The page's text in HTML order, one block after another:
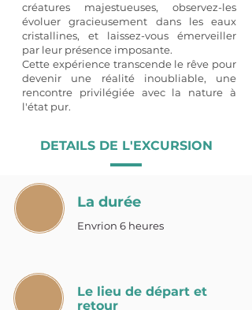
créatures majestueuses, observez-les
évoluer gracieusement dans les eaux
cristallines, et laissez-vous émerveiller
par leur présence imposante.
Cette expérience transcende le rêve pour
devenir une réalité inoubliable, une
rencontre privilégiée avec la nature à
l'état pur.
DETAILS DE L'EXCURSION
La durée
Envrion 6 heures
Le lieu de départ et
retour